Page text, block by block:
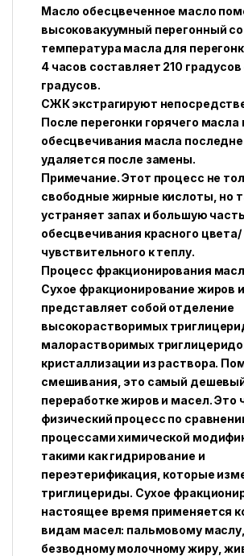
Масло обесцвеченное масло
высоковакуумный перегонный
температура масла для
4 часов составляет 210 градусов
градусов.
СЖК экстрагируют
После перегонки горячего масла
обесцвечивания масла
удаляется после замены.
Примечание. Этот процесс не
свободные жирные кислоты, но
устраняет запах и большую
обесцвечивания красного цвета/
чувствительного к теплу.
Процесс фракционирования
Сухое фракционирование жиров
представляет собой отделение
высокорастворимых
малорастворимых
кристаллизации из раствора.
смешивания, это самый
переработке жиров и масел. Это
физический процесс по
процессами химической
такими как гидрирование и
переэтерификация, которые
триглицериды. Сухое
настоящее время применяется
видам масел: пальмовому маслу,
безводному молочному жиру,